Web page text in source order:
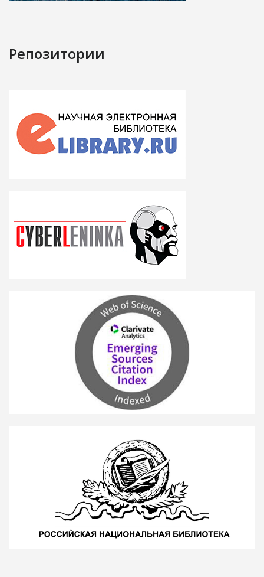
Репозитории